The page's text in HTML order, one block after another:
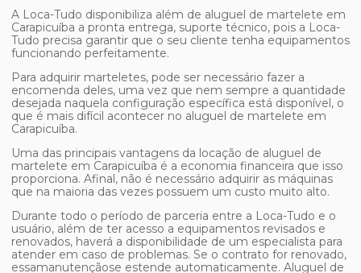
A Loca-Tudo disponibiliza além de aluguel de martelete em
Carapicuíba a pronta entrega, suporte técnico, pois a Loca-
Tudo precisa garantir que o seu cliente tenha equipamentos
funcionando perfeitamente.
Para adquirir marteletes, pode ser necessário fazer a
encomenda deles, uma vez que nem sempre a quantidade
desejada naquela configuração específica está disponível, o
que é mais difícil acontecer no aluguel de martelete em
Carapicuíba.
Uma das principais vantagens da locação de aluguel de
martelete em Carapicuíba é a economia financeira que isso
proporciona. Afinal, não é necessário adquirir as máquinas
que na maioria das vezes possuem um custo muito alto.
Durante todo o período de parceria entre a Loca-Tudo e o
usuário, além de ter acesso a equipamentos revisados e
renovados, haverá a disponibilidade de um especialista para
atender em caso de problemas. Se o contrato for renovado,
essamanutençãose estende automaticamente. Aluguel de